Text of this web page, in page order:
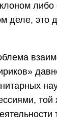
деле, это
той